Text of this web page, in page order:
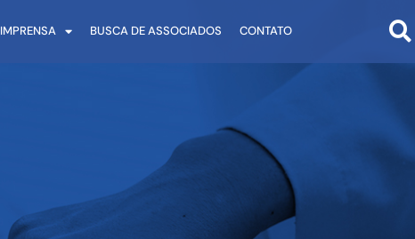
IMPRENSA BUSCA DE ASSOCIADOS CONTATO